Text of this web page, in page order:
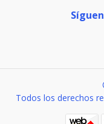
Todos los derechos